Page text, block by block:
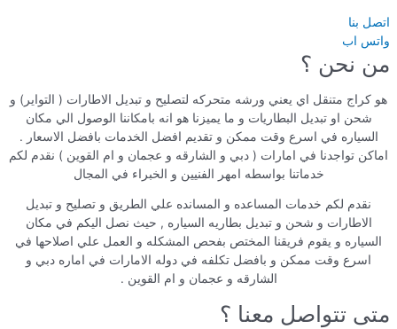
اتصل بنا
واتس اب
من نحن ؟
هو كراج متنقل اي يعني ورشه متحركه لتصليح و تبديل الاطارات ( التواير) و
شحن او تبديل البطاريات و ما يميزنا هو انه بامكاننا الوصول الي مكان
السياره في اسرع وقت ممكن و تقديم افضل الخدمات بافضل الاسعار .
اماكن تواجدنا في امارات ( دبي و الشارقه و عجمان و ام القوين ) نقدم لكم
خدماتنا بواسطه امهر الفنيين و الخبراء في المجال
نقدم لكم خدمات المساعده و المسانده علي الطريق و تصليح و تبديل
الاطارات و شحن و تبديل بطاريه السياره , حيث نصل اليكم في مكان
السياره و يقوم فريقنا المختص بفحص المشكله و العمل علي اصلاحها في
اسرع وقت ممكن و بافضل تكلفه في دوله الامارات في اماره دبي و
الشارقه و عجمان و ام القوين .
متى تتواصل معنا ؟